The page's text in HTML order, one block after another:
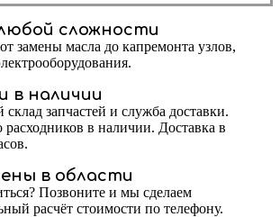
сложности
замены масла до капремонта узлов,
в наличии
запчастей и служба доставки.
в наличии. Доставка в
в области
Позвоните и мы сделаем
расчёт стоимости по телефону.